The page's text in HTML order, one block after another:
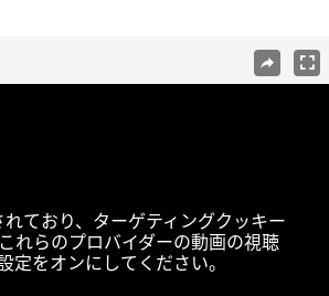
ており、ターゲティングクッキー
れらのプロバイダーの動画の視聴
をオンにしてください。